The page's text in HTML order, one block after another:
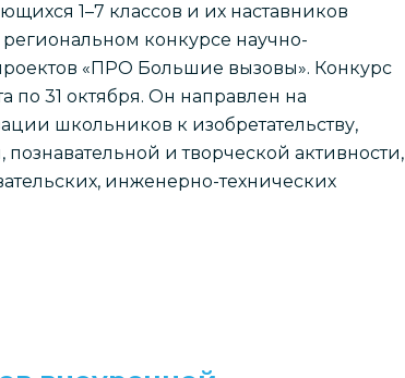
1–7 классов и их наставников
региональном конкурсе научно-
«ПРО Большие вызовы». Конкурс
по 31 октября. Он направлен на
школьников к изобретательству,
и творческой активности,
инженерно-технических